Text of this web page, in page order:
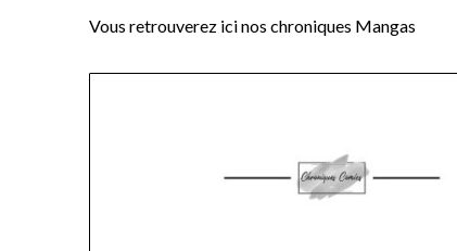
Vous retrouverez ici nos chroniques Mangas